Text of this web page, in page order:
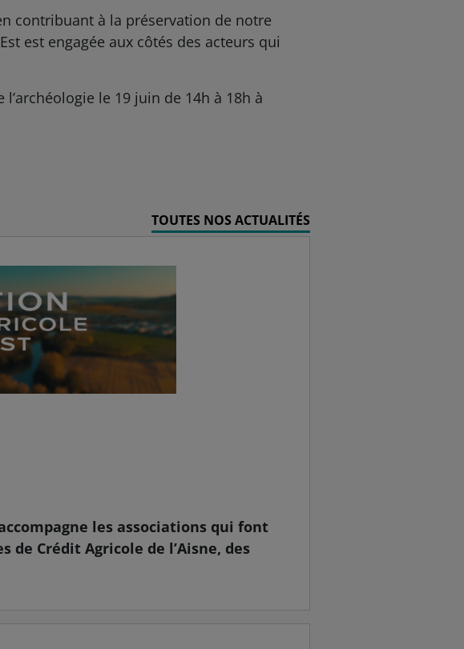
contribuant à la préservation de notre
est engagée aux côtés des acteurs qui
l’archéologie le 19 juin de 14h à 18h à
TOUTES NOS ACTUALITÉS
les associations qui font
Crédit Agricole de l’Aisne, des